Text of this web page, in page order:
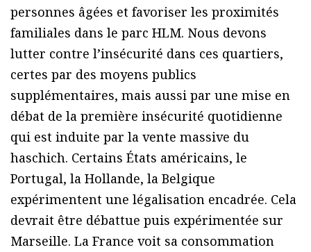
personnes âgées et favoriser les proximités
familiales dans le parc HLM. Nous devons
lutter contre l’insécurité dans ces quartiers,
certes par des moyens publics
supplémentaires, mais aussi par une mise en
débat de la première insécurité quotidienne
qui est induite par la vente massive du
haschich. Certains États américains, le
Portugal, la Hollande, la Belgique
expérimentent une légalisation encadrée. Cela
devrait être débattue puis expérimentée sur
Marseille. La France voit sa consommation